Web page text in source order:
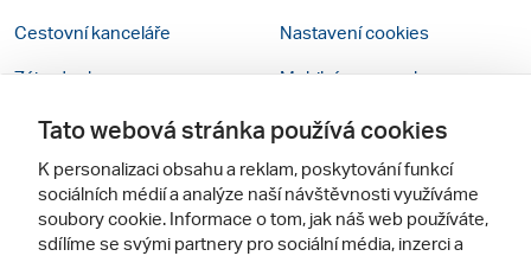
Cestovní kanceláře
Zájazdy.sk
Nastavení cookies
Mobilní verze webu
Sledujte nás
Tato webová stránka používá cookies
K personalizaci obsahu a reklam, poskytování funkcí
sociálních médií a analýze naší návštěvnosti využíváme
soubory cookie. Informace o tom, jak náš web používáte,
sdílíme se svými partnery pro sociální média, inzerci a